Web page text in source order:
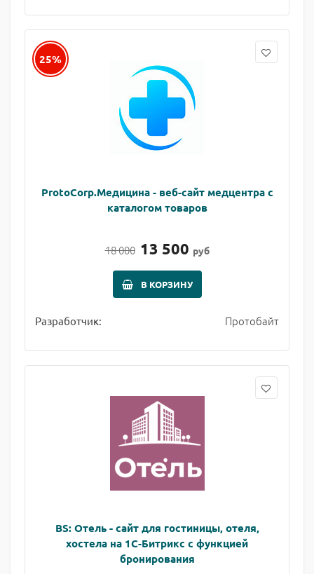
25%
ProtoCorp.Медицина - веб-сайт медцентра с
каталогом товаров
18 000 13 500 руб
В КОРЗИНУ
Разработчик: Протобайт
BS: Отель - сайт для гостиницы, отеля,
хостела на 1С-Битрикс с функцией
бронирования